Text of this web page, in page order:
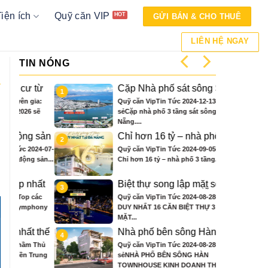
ích Quỹ căn VIP GỬI BÁN & CHO THUÊ
LIÊN HỆ NGAY
TIN NÓNG
1
Cặp Nhà phố sát sông Sonata
3 tầng chỉ hơn 16 tỷ
Quỹ căn VipTin Tức 2024-12-13Chia
sẻCặp nhà phố 3 tầng sát sông Hàn Đà
Nẵng....
2
Chỉ hơn 16 tỷ – nhà phố 3 tầng
bên sông Hàn sở hữu tiện ích
biệt thự trăm tỷ
Quỹ căn VipTin Tức 2024-09-05Chia sẻ
Chỉ hơn 16 tỷ – nhà phố 3 tầng...
3
Biệt thự song lập mặt sông
Hàn, trung tâm Đà Nẵng ngay
khán đài xem pháo hoa DIFF
Quỹ căn VipTin Tức 2024-08-28Chia sẻCHỈ
DUY NHẤT 16 CĂN BIỆT THỰ 3 TẦNG
MẶT...
4
Nhà phố bên sông Hàn, ngay
sát toà căn hộ cao cấp S3 gần
ngay mặt sông
Quỹ căn VipTin Tức 2024-08-28Chia
sẻNHÀ PHỐ BÊN SÔNG HÀN
TOWNHOUSE KINH DOANH THƯƠNG
07-